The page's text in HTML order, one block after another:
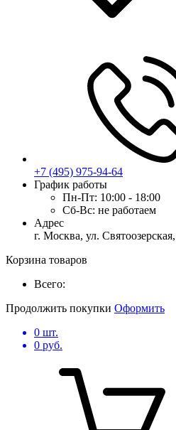
+7 (495) 975-94-64
График работы
Пн-Пт: 10:00 - 18:00
Сб-Вс: не работаем
Адрес
г. Москва, ул.
Корзина товаров
Всего:
Продолжить покупки Оформить
0 шт.
0 руб.